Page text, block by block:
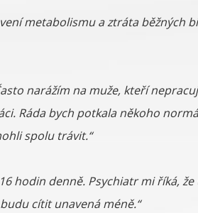
metabolismu a ztráta běžných
narážím na muže, kteří
Ráda bych potkala někoho
spolu trávit.“
hodin denně. Psychiatr mi říká,
cítit unavená méně.“